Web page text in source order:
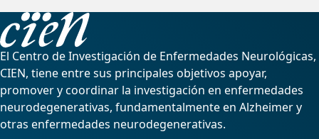
El Centro de Investigación de Enfermedades Neurológicas,
CIEN, tiene entre sus principales objetivos apoyar,
promover y coordinar la investigación en enfermedades
neurodegenerativas, fundamentalmente en Alzheimer y
otras enfermedades neurodegenerativas.